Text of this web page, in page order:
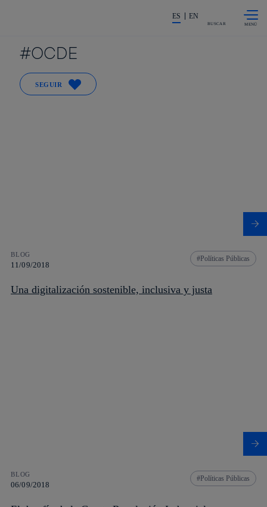
La acción en accionistas e
ES EN
BUSCAR
OCDE
SEGUIR
BLOG
11/09/2018
Políticas Públicas
Una digitalización sostenible, inclusiva y justa
BLOG
06/09/2018
Políticas Públicas